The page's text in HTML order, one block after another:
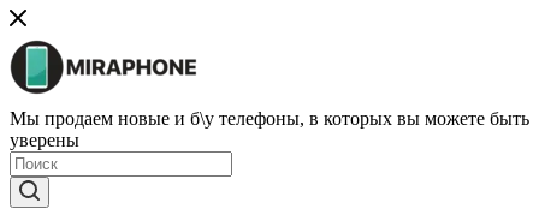
Мы продаем новые и б\у телефоны, в которых вы можете быть
уверены